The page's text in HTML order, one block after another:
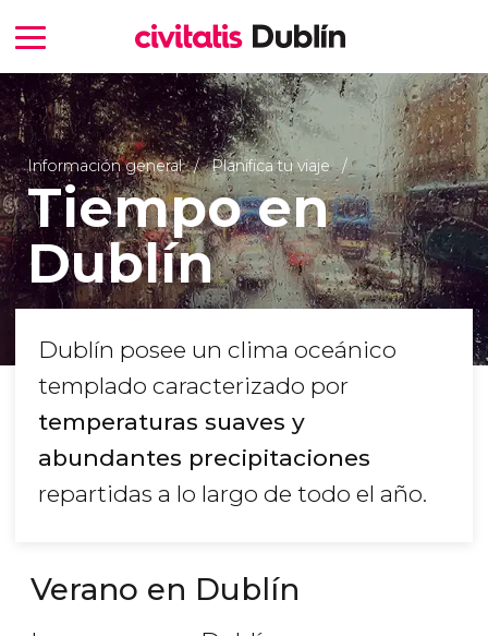
Información general Planifica tu viaje
Tiempo en
Dublín
Dublín posee un clima oceánico
templado caracterizado por
temperaturas suaves y
abundantes precipitaciones
repartidas a lo largo de todo el año.
Verano en Dublín